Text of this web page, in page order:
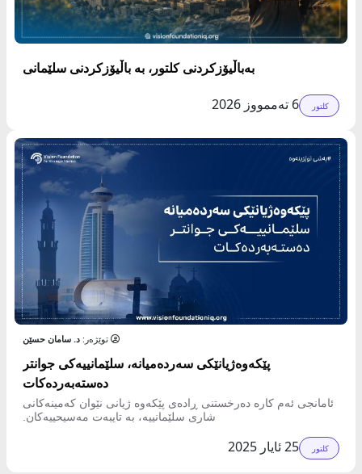
بەباڵیۆزکردنی کلتور، بە باڵیۆزکردنی سلێمانی
کلتور 6 تەممووز 2026
توێژەر: د. سامان حسێن
پێکەوەژیانێکی سەردەمیانە، سلێمانییەکی جوانتر
دەستەبەردەکات
ئامانجی ئەم کارە دەرخستنی ڕادەی پێکەوە ژیانی نێوان کەمینەکانی
شاری سلێمانییە، بە تایبەت مەسیحییەکان.
کلتور 25 ئایار 2025